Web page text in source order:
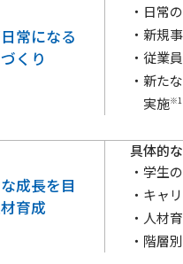
常になる
くり
日常
新規
従業
新た
実施※1
成長を目
育成
具体的
学生
キャ
人材
階層